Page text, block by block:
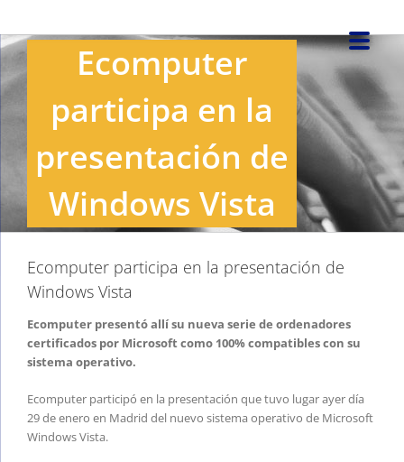
al
Ecomputer
participa en la
presentación de
Windows Vista
Ecomputer participa en la presentación de
Windows Vista
Ecomputer presentó allí su nueva serie de ordenadores
certificados por Microsoft como 100% compatibles con su
sistema operativo.
Ecomputer participó en la presentación que tuvo lugar ayer día
29 de enero en Madrid del nuevo sistema operativo de Microsoft
Windows Vista.